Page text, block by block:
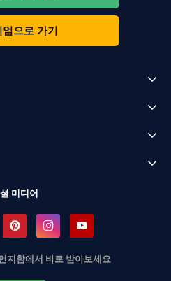
엄으로 가기
미디어
지함에서 바로 받아보세요